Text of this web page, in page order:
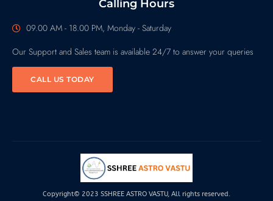
Calling Hours
09.00 AM - 18.00 PM, Monday - Saturday
Our Support and Sales team is available 24/7 to answer your queries
CALL US TODAY
Copyright© 2023 SSHREE ASTRO VASTU, All rights reserved.